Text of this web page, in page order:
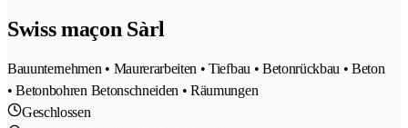
Swiss maçon Sàrl
Bauunternehmen • Maurerarbeiten • Tiefbau • Betonrückbau • Beton
• Betonbohren Betonschneiden • Räumungen
Geschlossen